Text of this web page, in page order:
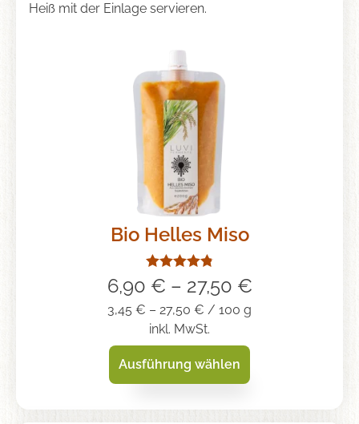
Heiß mit der Einlage servieren.
Bio Helles Miso
Bewertet mit
6,90 € – 27,50 €
3,45 € – 27,50 € / 100 g
inkl. MwSt.
Ausführung wählen
Dieses